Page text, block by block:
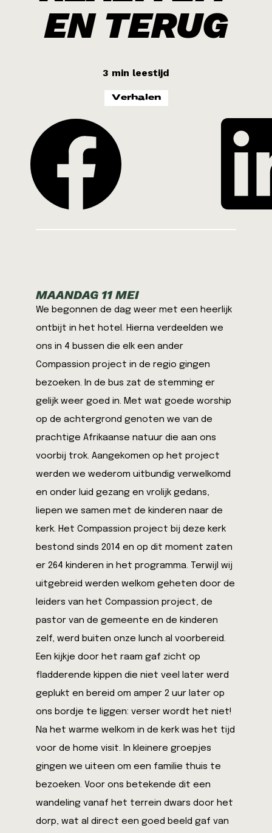
Kenia 2026
LIFE
EN TERUG
3 min leestijd
Verhalen
MAANDAG 11 MEI
We begonnen de dag weer met een heerlijk
ontbijt in het hotel. Hierna verdeelden we
ons in 4 bussen die elk een ander
Compassion project in de regio gingen
bezoeken. In de bus zat de stemming er
gelijk weer goed in. Met wat goede worship
op de achtergrond genoten we van de
prachtige Afrikaanse natuur die aan ons
voorbij trok. Aangekomen op het project
werden we wederom uitbundig verwelkomd
en onder luid gezang en vrolijk gedans,
liepen we samen met de kinderen naar de
kerk. Het Compassion project bij deze kerk
bestond sinds 2014 en op dit moment zaten
er 264 kinderen in het programma. Terwijl wij
uitgebreid werden welkom geheten door de
leiders van het Compassion project, de
pastor van de gemeente en de kinderen
zelf, werd buiten onze lunch al voorbereid.
Een kijkje door het raam gaf zicht op
fladderende kippen die niet veel later werd
geplukt en bereid om amper 2 uur later op
ons bordje te liggen: verser wordt het niet!
Na het warme welkom in de kerk was het tijd
voor de home visit. In kleinere groepjes
gingen we uiteen om een familie thuis te
bezoeken. Voor ons betekende dit een
wandeling vanaf het terrein dwars door het
dorp, wat al direct een goed beeld gaf van